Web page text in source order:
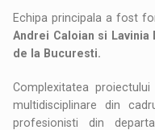
Echipa principala a fost
Andrei Caloian si
de la Bucuresti.
Complexitatea
multidisciplinare din
profesionisti din